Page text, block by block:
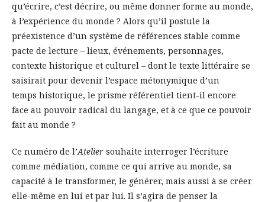
qu’écrire, c’est décrire, ou même donner forme au monde,
à l’expérience du monde ? Alors qu’il postule la
préexistence d’un système de références stable comme
pacte de lecture – lieux, événements, personnages,
contexte historique et culturel – dont le texte littéraire se
saisirait pour devenir l’espace métonymique d’un
temps historique, le prisme référentiel tient-il encore
face au pouvoir radical du langage, et à ce que ce pouvoir
fait au monde ?
Ce numéro de l’Atelier souhaite interroger l’écriture
comme médiation, comme ce qui arrive au monde, sa
capacité à le transformer, le générer, mais aussi à se créer
elle-même en lui et par lui. Il s’agira de penser la